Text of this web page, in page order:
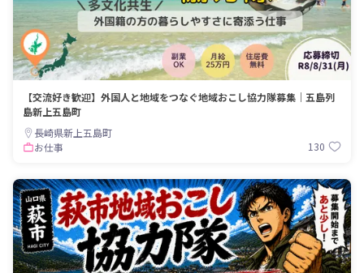
【交流好き歓迎】外国人と地域をつなぐ地域おこし協力隊募集｜五島列
島新上五島町
長崎県新上五島町
お仕事
130